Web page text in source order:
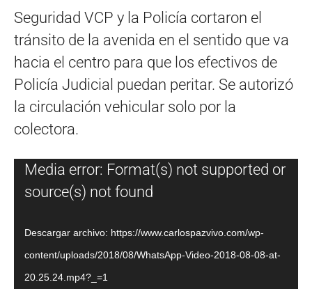
Seguridad VCP y la Policía cortaron el
tránsito de la avenida en el sentido que va
hacia el centro para que los efectivos de
Policía Judicial puedan peritar. Se autorizó
la circulación vehicular solo por la
colectora.
Reproductor
de
Media error: Format(s) not supported or
source(s) not found
Descargar archivo: https://www.carlospazvivo.com/wp-
content/uploads/2018/08/WhatsApp-Video-2018-08-08-at-
20.25.24.mp4?_=1